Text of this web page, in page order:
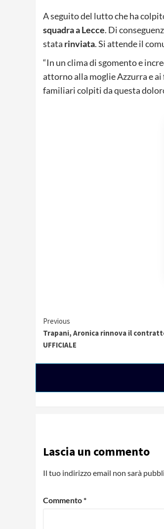
A seguito del lutto che ha
squadra a Lecce. Di
stata rinviata. Si attende il
“In un clima di sgomento e
attorno alla moglie Azzurra e
familiari colpiti da questa
Continue
Reading
Previous
Trapani, Aronica rinnova il
UFFICIALE
Lascia un commento
Il tuo indirizzo email non sarà
Commento*